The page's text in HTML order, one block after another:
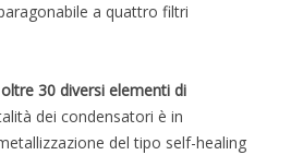
a quattro filtri
30 diversi elementi di
dei condensatori è in
del tipo self-healing